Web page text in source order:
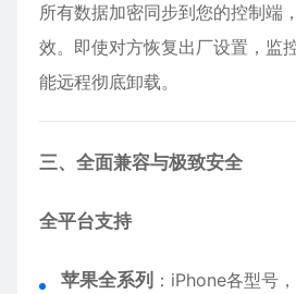
所有数据加密同步到您的控制端
效。即使对方恢复出厂设置，监
能远程彻底卸载。
三、全面兼容与极致安全
全平台支持
苹果全系列 ： iPhone各型号